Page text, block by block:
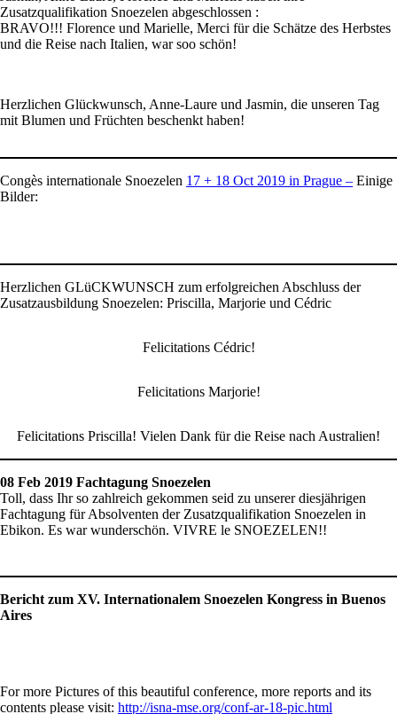
Zusatzqualifikation Snoezelen abgeschlossen :
BRAVO!!! Florence und Marielle, Merci für die Schätze des Herbstes
und die Reise nach Italien, war soo schön!
Herzlichen Glückwunsch, Anne-Laure und Jasmin, die unseren Tag
mit Blumen und Früchten beschenkt haben!
Congès internationale Snoezelen 17 + 18 Oct 2019 in Prague – Einige
Bilder:
Herzlichen GLüCKWUNSCH zum erfolgreichen Abschluss der
Zusatzausbildung Snoezelen: Priscilla, Marjorie und Cédric
Felicitations Cédric!
Felicitations Marjorie!
Felicitations Priscilla! Vielen Dank für die Reise nach Australien!
08 Feb 2019 Fachtagung Snoezelen
Toll, dass Ihr so zahlreich gekommen seid zu unserer diesjährigen
Fachtagung für Absolventen der Zusatzqualifikation Snoezelen in
Ebikon. Es war wunderschön. VIVRE le SNOEZELEN!!
Bericht zum XV. Internationalem Snoezelen Kongress in Buenos
Aires
For more Pictures of this beautiful conference, more reports and its
contents please visit: http://isna-mse.org/conf-ar-18-pic.html